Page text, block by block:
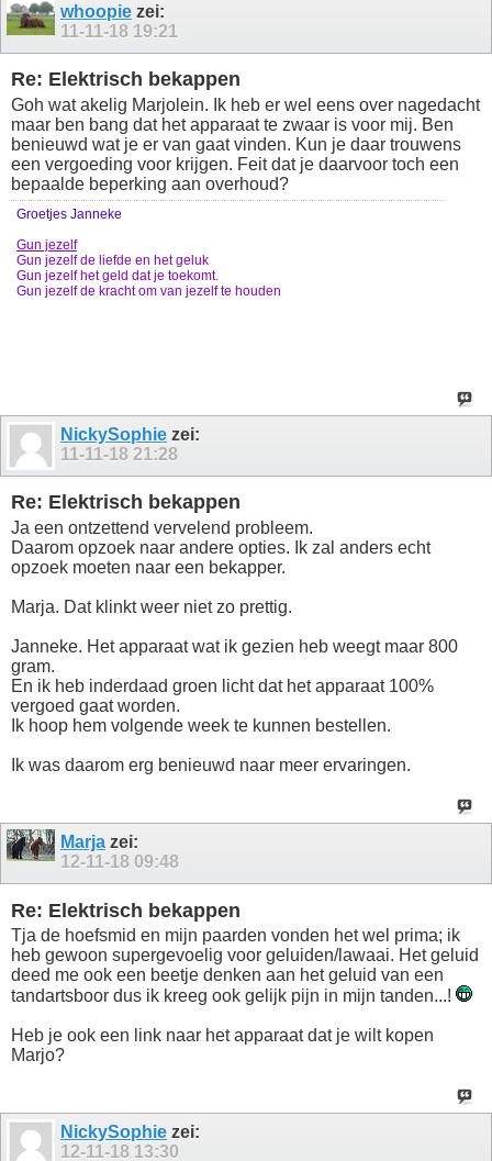
whoopie zei:
11-11-18 19:21
Re: Elektrisch bekappen
Goh wat akelig Marjolein. Ik heb er wel eens over nagedacht
maar ben bang dat het apparaat te zwaar is voor mij. Ben
benieuwd wat je er van gaat vinden. Kun je daar trouwens
een vergoeding voor krijgen. Feit dat je daarvoor toch een
bepaalde beperking aan overhoud?
Groetjes Janneke
Gun jezelf
Gun jezelf de liefde en het geluk
Gun jezelf het geld dat je toekomt.
Gun jezelf de kracht om van jezelf te houden
NickySophie zei:
11-11-18 21:28
Re: Elektrisch bekappen
Ja een ontzettend vervelend probleem.
Daarom opzoek naar andere opties. Ik zal anders echt
opzoek moeten naar een bekapper.
Marja. Dat klinkt weer niet zo prettig.
Janneke. Het apparaat wat ik gezien heb weegt maar 800
gram.
En ik heb inderdaad groen licht dat het apparaat 100%
vergoed gaat worden.
Ik hoop hem volgende week te kunnen bestellen.
Ik was daarom erg benieuwd naar meer ervaringen.
Marja zei:
12-11-18 09:48
Re: Elektrisch bekappen
Tja de hoefsmid en mijn paarden vonden het wel prima; ik
heb gewoon supergevoelig voor geluiden/lawaai. Het geluid
deed me ook een beetje denken aan het geluid van een
tandartsboor dus ik kreeg ook gelijk pijn in mijn tanden...!
Heb je ook een link naar het apparaat dat je wilt kopen
Marjo?
NickySophie zei:
12-11-18 13:30